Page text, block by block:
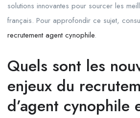
solutions innovantes pour sourcer les
français. Pour approfondir ce sujet,
recrutement agent cynophile.
Quels sont les
enjeux du
d’agent